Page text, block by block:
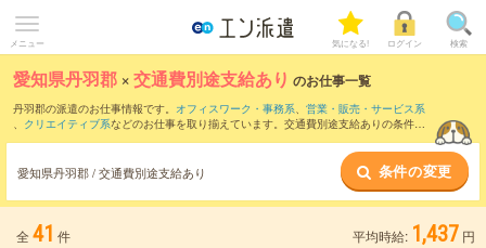
メニュー 気になる! ログイン 検索
愛知県丹羽郡 ×交通費別途支給あり のお仕事一覧
丹羽郡の派遣のお仕事情報です。 オフィスワーク・事務系、 営業・販売・サービス系
、 クリエイティブ系などのお仕事を取り揃えています。交通費別途支給ありの条件の
愛知県丹羽郡 / 交通費別途支給あり 条件の変更
全 41 件 平均時給: 1,437 円